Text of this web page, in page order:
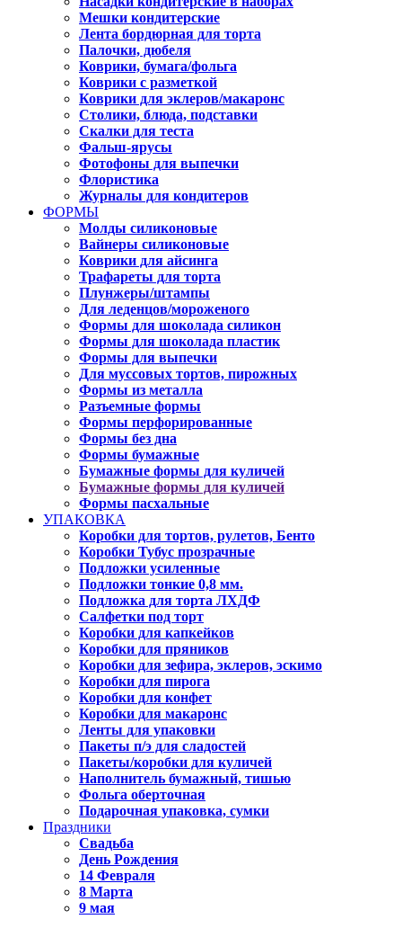
Мешки кондитерские
Лента бордюрная для торта
Палочки, дюбеля
Коврики, бумага/фольга
Коврики с разметкой
Коврики для эклеров/макаронс
Столики, блюда, подставки
Скалки для теста
Фальш-ярусы
Фотофоны для выпечки
Флористика
Журналы для кондитеров
ФОРМЫ
Молды силиконовые
Вайнеры силиконовые
Коврики для айсинга
Трафареты для торта
Плунжеры/штампы
Для леденцов/мороженого
Формы для шоколада силикон
Формы для шоколада пластик
Формы для выпечки
Для муссовых тортов, пирожных
Формы из металла
Разъемные формы
Формы перфорированные
Формы без дна
Формы бумажные
Бумажные формы для куличей
Бумажные формы для куличей
Формы пасхальные
УПАКОВКА
Коробки для тортов, рулетов, Бенто
Коробки Тубус прозрачные
Подложки усиленные
Подложки тонкие 0,8 мм.
Подложка для торта ЛХДФ
Салфетки под торт
Коробки для капкейков
Коробки для пряников
Коробки для зефира, эклеров, эскимо
Коробки для пирога
Коробки для конфет
Коробки для макаронс
Ленты для упаковки
Пакеты п/э для сладостей
Пакеты/коробки для куличей
Наполнитель бумажный, тишью
Фольга оберточная
Подарочная упаковка, сумки
Праздники
Свадьба
День Рождения
14 Февраля
8 Марта
9 мая